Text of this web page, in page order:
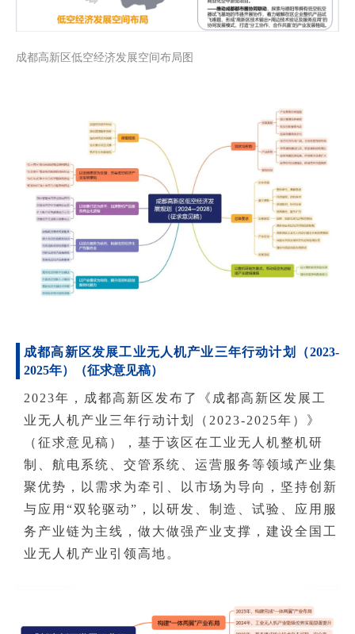
成都高新区低空经济发展空间布局图
成都高新区发展工业无人机产业三年行动计划（2023-
2025年）（征求意见稿）
2023年，成都高新区发布了《成都高新区发展工
业无人机产业三年行动计划（2023-2025年）》
（征求意见稿），基于该区在工业无人机整机研
制、航电系统、交管系统、运营服务等领域产业集
聚优势，以需求为牵引、以市场为导向，坚持创新
与应用“双轮驱动”，以研发、制造、试验、应用服
务产业链为主线，做大做强产业支撑，建设全国工
业无人机产业引领高地。